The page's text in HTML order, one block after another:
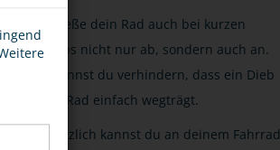
Schließe dein Rad auch bei kurzen
Stopps nicht nur ab, sondern auch an.
So kannst du verhindern, dass ein Dieb
dein Rad einfach wegträgt.
Zusätzlich kannst du an deinem Fahrrad